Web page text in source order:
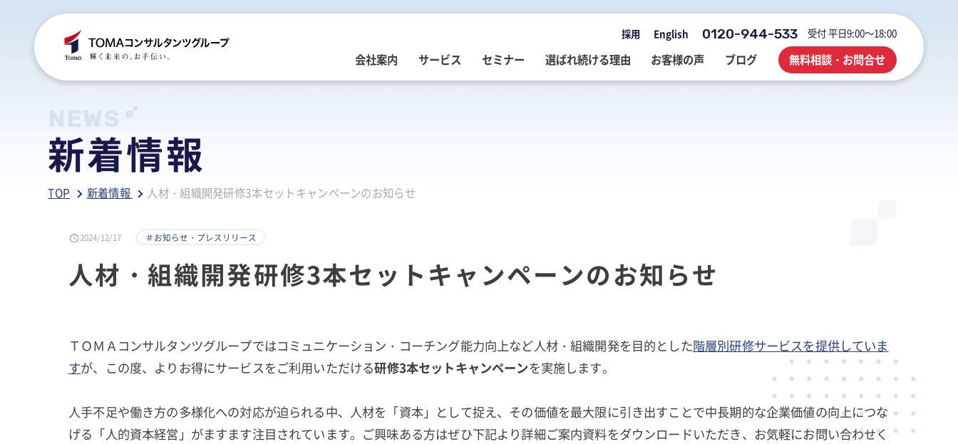
採用 English 0120-944-533 受付 平日9:00～18:00
会社案内
グループ企業
サービス
国際税務・海外進出
アウトソーシング 医療・介護・調剤薬局等支援
相続 不動産コンサルティング
セミナー
人事・労務
医療介護
選ばれ続ける理由 お客様の声 ブログ
行政書士業務ブログ
病院・医院経営ブログ 不動産コンサルブログ
相続ブログ
社長のブログ ～100年続く企業を
社員でつくる 明るく楽しく元気に
無料相談・お問合せ
NEWS
新着情報
TOP 新着情報 人材・組織開発研修3本セットキャンペーンのお知らせ
2024/12/17 ＃お知らせ・プレスリリース
人材・組織開発研修3本セットキャンペーンのお知らせ
ＴＯＭＡコンサルタンツグループではコミュニケーション・コーチング能力向上など人材・組織開発を目的とした階層別研修サービスを提供していま
すが、この度、よりお得にサービスをご利用いただける研修3本セットキャンペーンを実施します。
人手不足や働き方の多様化への対応が迫られる中、人材を「資本」として捉え、その価値を最大限に引き出すことで中長期的な企業価値の向上につな
げる「人的資本経営」がますます注目されています。ご興味ある方はぜひ下記より詳細ご案内資料をダウンロードいただき、お気軽にお問い合わせく